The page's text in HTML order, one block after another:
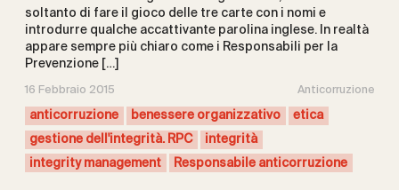
soltanto di fare il gioco delle tre carte con i nomi e
introdurre qualche accattivante parolina inglese. In realtà
appare sempre più chiaro come i Responsabili per la
Prevenzione […]
16 Febbraio 2015 Anticorruzione
anticorruzione benessere organizzativo
etica
gestione dell'integrità. RPC
integrità
integrity management
Responsabile anticorruzione